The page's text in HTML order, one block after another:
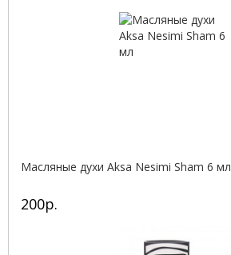
Масляные духи Aksa Nesimi Sham 6 мл
200р.